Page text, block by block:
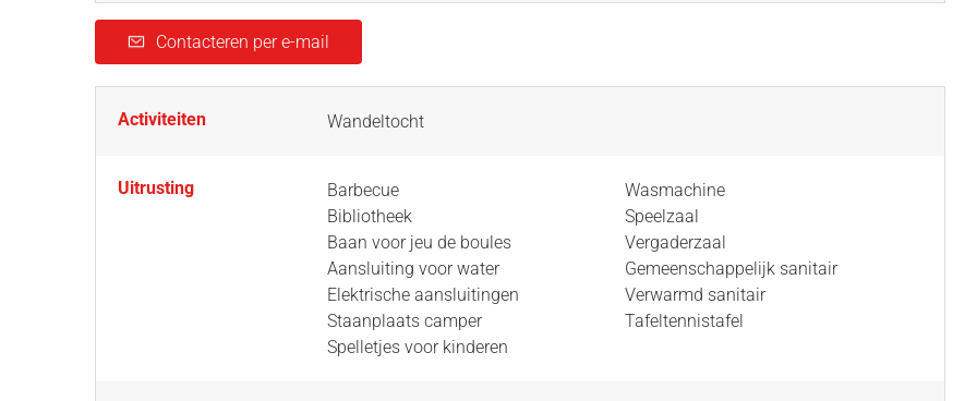
Contacteren per e-mail
Activiteiten Wandeltocht
Uitrusting
Barbecue
Bibliotheek
Baan voor jeu de boules
Aansluiting voor water
Elektrische aansluitingen
Staanplaats camper
Spelletjes voor kinderen
Wasmachine
Speelzaal
Vergaderzaal
Gemeenschappelijk sanitair
Verwarmd sanitair
Tafeltennistafel